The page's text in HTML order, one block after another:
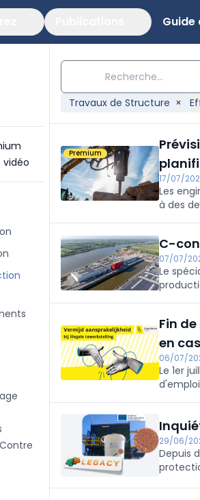
Guide
vidéo
Travaux de Structure ×
Premium
17/07/
Les
à des
C-
07/07/
Le
Fin
en
06/07/
Le 1er
29/06/
Depuis